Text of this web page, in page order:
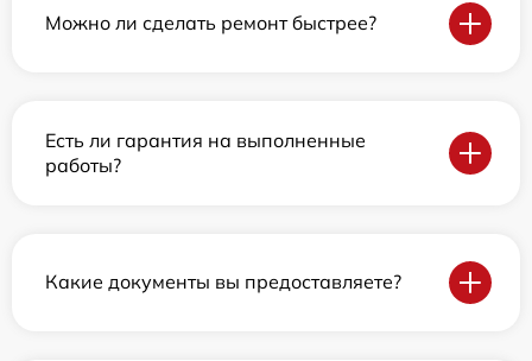
Можно ли сделать ремонт быстрее?
Есть ли гарантия на выполненные
работы?
Какие документы вы предоставляете?